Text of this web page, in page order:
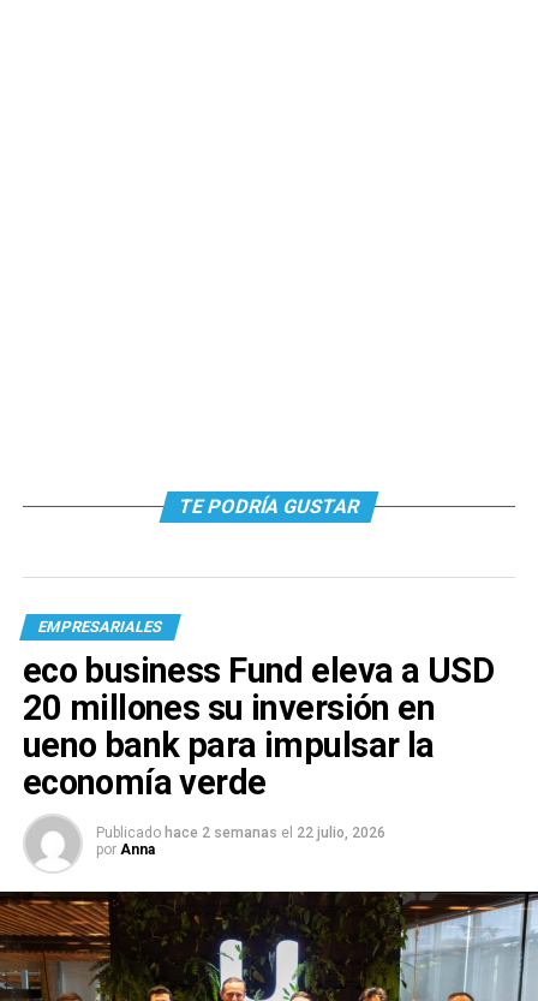
TE PODRÍA GUSTAR
EMPRESARIALES
eco business Fund eleva a USD
20 millones su inversión en
ueno bank para impulsar la
economía verde
Publicado hace 2 semanas el 22 julio, 2026
por Anna